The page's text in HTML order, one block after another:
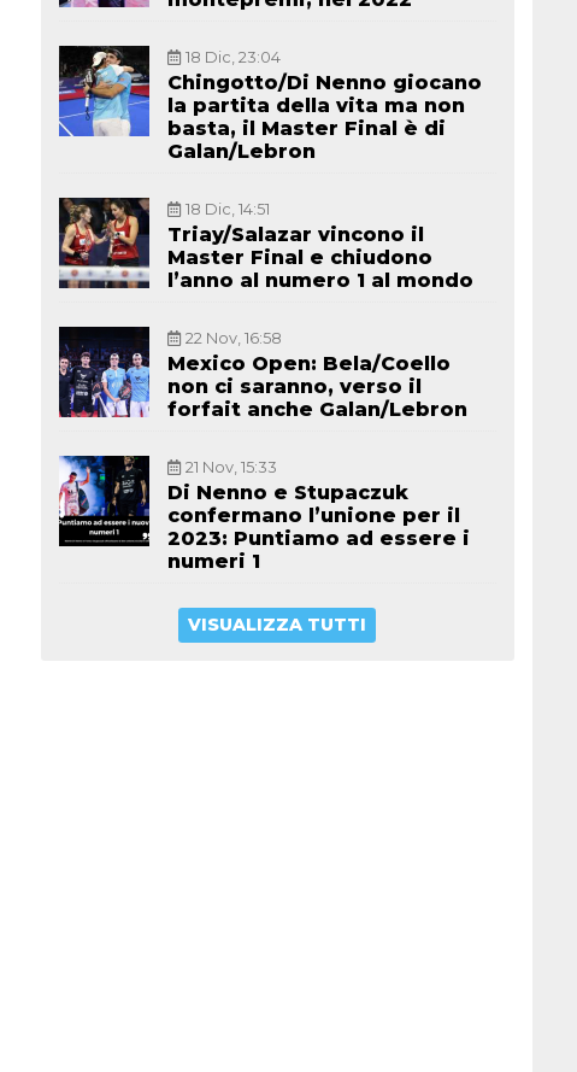
18 Dic, 23:04
Chingotto/Di Nenno giocano
la partita della vita ma non
basta, il Master Final è di
Galan/Lebron
18 Dic, 14:51
Triay/Salazar vincono il
Master Final e chiudono
l’anno al numero 1 al mondo
22 Nov, 16:58
Mexico Open: Bela/Coello
non ci saranno, verso il
forfait anche Galan/Lebron
21 Nov, 15:33
Di Nenno e Stupaczuk
confermano l’unione per il
2023: Puntiamo ad essere i
numeri 1
VISUALIZZA TUTTI